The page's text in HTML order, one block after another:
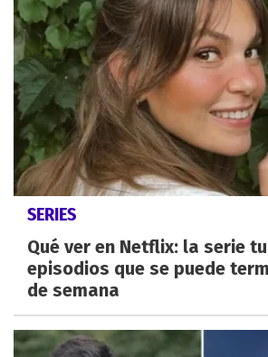
SERIES
Qué ver en Netflix: la serie
episodios que se puede
de semana